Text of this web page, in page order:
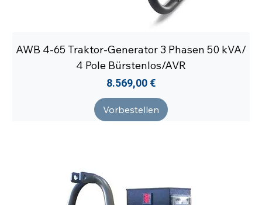
AWB 4-65 Traktor-Generator 3 Phasen 50 kVA/
4 Pole Bürstenlos/AVR
Preis
8.569,00 €
Vorbestellen